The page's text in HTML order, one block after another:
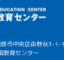
市中央区由野台3-1-1
育センター